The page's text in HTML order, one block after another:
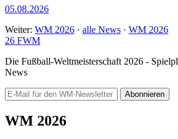
05.08.2026
Weiter: WM 2026 · alle News · WM 2026
26 FWM
Die Fußball-Weltmeisterschaft 2026 -
News
Abonnieren
WM 2026